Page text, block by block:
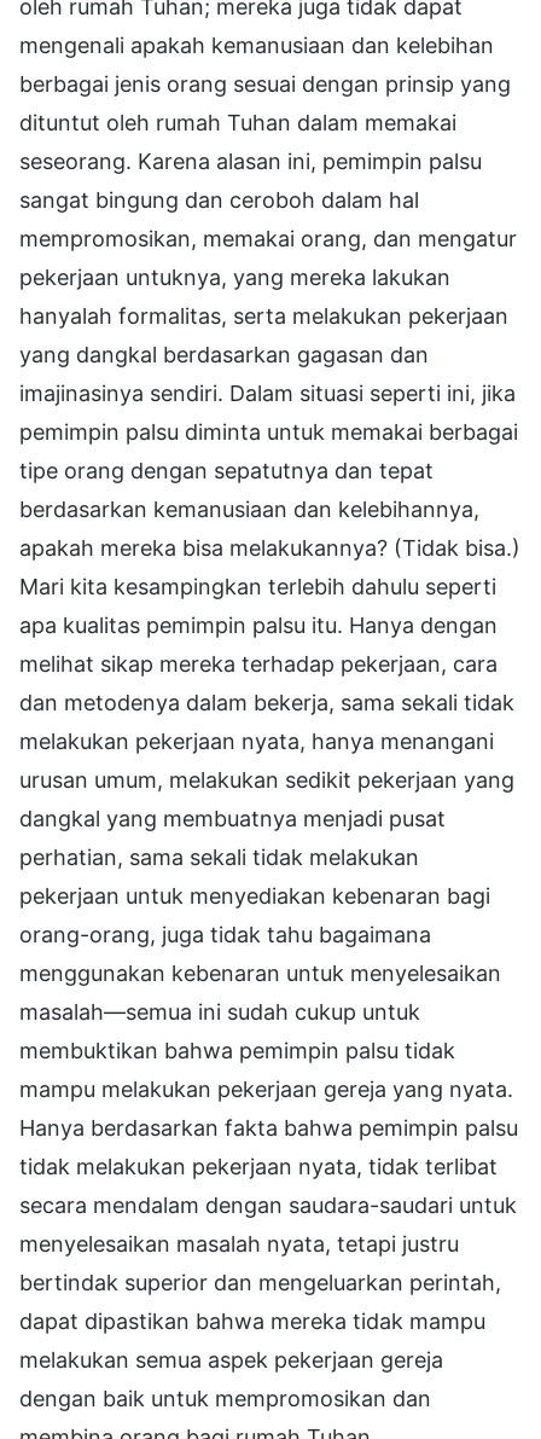
oleh rumah Tuhan; mereka juga tidak dapat
mengenali apakah kemanusiaan dan kelebihan
berbagai jenis orang sesuai dengan prinsip yang
dituntut oleh rumah Tuhan dalam memakai
seseorang. Karena alasan ini, pemimpin palsu
sangat bingung dan ceroboh dalam hal
mempromosikan, memakai orang, dan mengatur
pekerjaan untuknya, yang mereka lakukan
hanyalah formalitas, serta melakukan pekerjaan
yang dangkal berdasarkan gagasan dan
imajinasinya sendiri. Dalam situasi seperti ini, jika
pemimpin palsu diminta untuk memakai berbagai
tipe orang dengan sepatutnya dan tepat
berdasarkan kemanusiaan dan kelebihannya,
apakah mereka bisa melakukannya? (Tidak bisa.)
Mari kita kesampingkan terlebih dahulu seperti
apa kualitas pemimpin palsu itu. Hanya dengan
melihat sikap mereka terhadap pekerjaan, cara
dan metodenya dalam bekerja, sama sekali tidak
melakukan pekerjaan nyata, hanya menangani
urusan umum, melakukan sedikit pekerjaan yang
dangkal yang membuatnya menjadi pusat
perhatian, sama sekali tidak melakukan
pekerjaan untuk menyediakan kebenaran bagi
orang-orang, juga tidak tahu bagaimana
menggunakan kebenaran untuk menyelesaikan
masalah—semua ini sudah cukup untuk
membuktikan bahwa pemimpin palsu tidak
mampu melakukan pekerjaan gereja yang nyata.
Hanya berdasarkan fakta bahwa pemimpin palsu
tidak melakukan pekerjaan nyata, tidak terlibat
secara mendalam dengan saudara-saudari untuk
menyelesaikan masalah nyata, tetapi justru
bertindak superior dan mengeluarkan perintah,
dapat dipastikan bahwa mereka tidak mampu
melakukan semua aspek pekerjaan gereja
dengan baik untuk mempromosikan dan